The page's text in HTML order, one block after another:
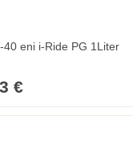
40 eni i-Ride PG 1Liter
€